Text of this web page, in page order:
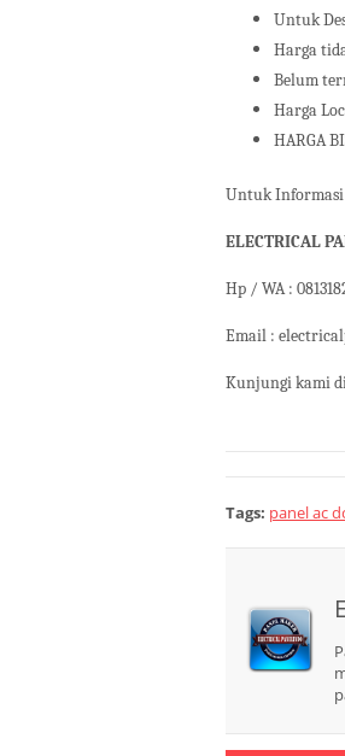
Untuk
Harga
Belum
Harga
HARGA
Untuk
ELECTRICAL
Hp / WA :
Email :
Kunjungi kami
Tags: panel ac